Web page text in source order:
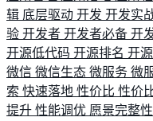
辑 底层驱动 开发 开发实
验 开发者 开发者必备 开
开源低代码 开源排名 开
微信 微信生态 微服务 微
索 快速落地 性价比 性价
提升 性能调优 愿景完整性